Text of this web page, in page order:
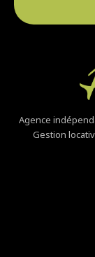
Agence
Gestion